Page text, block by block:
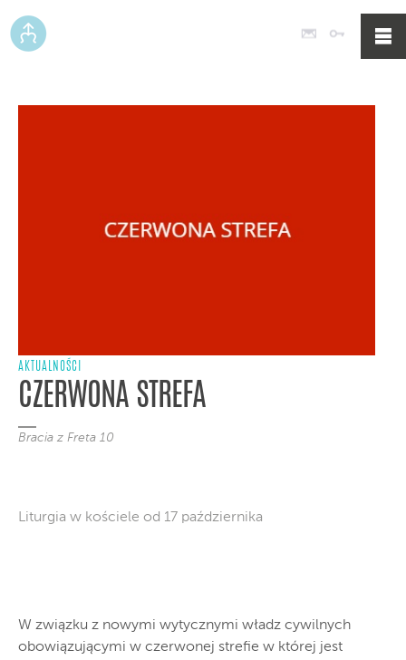
Poczta
AKTUALNOŚCI
CZERWONA STREFA
Bracia z Freta 10
Liturgia w kościele od 17 października
W związku z nowymi wytycznymi władz cywilnych
obowiązującymi w czerwonej strefie w której jest